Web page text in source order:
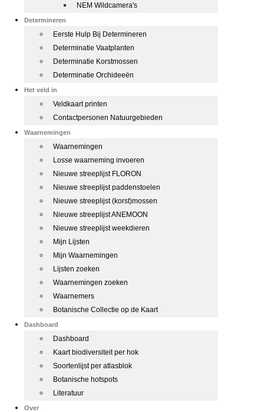
NEM Wildcamera's
Determineren
Eerste Hulp Bij Determineren
Determinatie Vaatplanten
Determinatie Korstmossen
Determinatie Orchideeën
Het veld in
Veldkaart printen
Contactpersonen Natuurgebieden
Waarnemingen
Waarnemingen
Losse waarneming invoeren
Nieuwe streeplijst FLORON
Nieuwe streeplijst paddenstoelen
Nieuwe streeplijst (korst)mossen
Nieuwe streeplijst ANEMOON
Nieuwe streeplijst weekdieren
Mijn Lijsten
Mijn Waarnemingen
Lijsten zoeken
Waarnemingen zoeken
Waarnemers
Botanische Collectie op de Kaart
Dashboard
Dashboard
Kaart biodiversiteit per hok
Soortenlijst per atlasblok
Botanische hotspots
Literatuur
Over